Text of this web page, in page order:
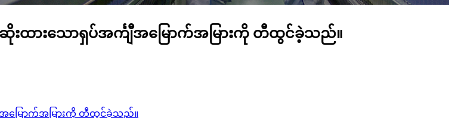
ထားသောရှပ်အင်္ကျီအမြောက်အမြားကို တီထွင်ခဲ့သည်။
မြောက်အမြားကို တီထွင်ခဲ့သည်။